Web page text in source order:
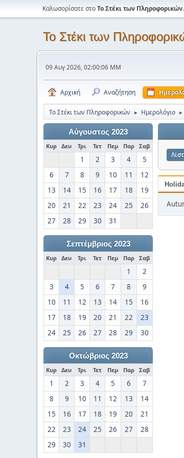
Καλωσορίσατε στοΤο Στέκι των Πληροφορικών.
Το Στέκι των
09 Αυγ 2026, 02:00:06 ΜΜ
Αρχική Αναζήτηση
Το Στέκι των Πληροφορικών ► Ημερολόγιο ►
Αύγουστος 2023
Κυρ Δευ Τρι Τετ Πεμ Παρ Σαβ
1 2 3 4
5
6
7 8 9 10 11
12
13
14 15 16 17 18
19
20
21 22 23 24 25
26
27
28 29 30 31
Σεπτέμβριος 2023
Κυρ Δευ Τρι Τετ Πεμ Παρ Σαβ
1
2
3
4 5 6 7 8
9
10
11 12 13 14 15
16
17
18 19 20 21 22
23
24
25 26 27 28 29 30
Οκτώβριος 2023
Κυρ Δευ Τρι Τετ Πεμ Παρ Σαβ
1 2 3 4 5 6
7
8
9 10 11 12 13
14
15
16 17 18 19 20
21
22
23 24 25 26 27
28
29
30 31